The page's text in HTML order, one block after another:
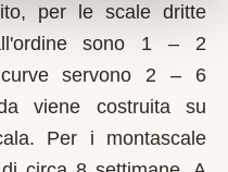
per le scale dritte
sono 1 – 2
servono 2 – 6
viene costruita su
Per i montascale